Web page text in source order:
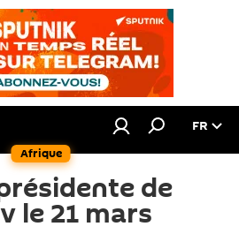
Afrique
FR
de
le 21 mars